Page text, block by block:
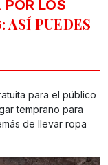
LOS
: ASÍ PUEDES
para el público
temprano para
de llevar ropa